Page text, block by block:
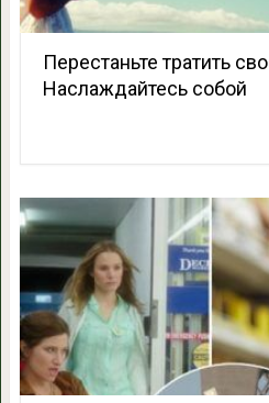
Перестаньте тратить
Наслаждайтесь собой